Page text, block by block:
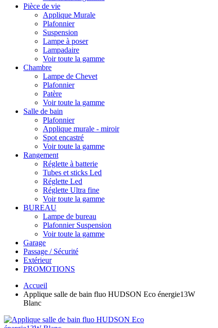
Pièce de vie
Applique Murale
Plafonnier
Suspension
Lampe à poser
Lampadaire
Voir toute la gamme
Chambre
Lampe de Chevet
Plafonnier
Patère
Voir toute la gamme
Salle de bain
Plafonnier
Applique murale - miroir
Spot encastré
Voir toute la gamme
Rangement
Réglette à batterie
Tubes et sticks Led
Réglette Led
Réglette Ultra fine
Voir toute la gamme
BUREAU
Lampe de bureau
Plafonnier Suspension
Voir toute la gamme
Garage
Passage / Sécurité
Extérieur
PROMOTIONS
Accueil
Applique salle de bain fluo HUDSON Eco énergie13W
Blanc